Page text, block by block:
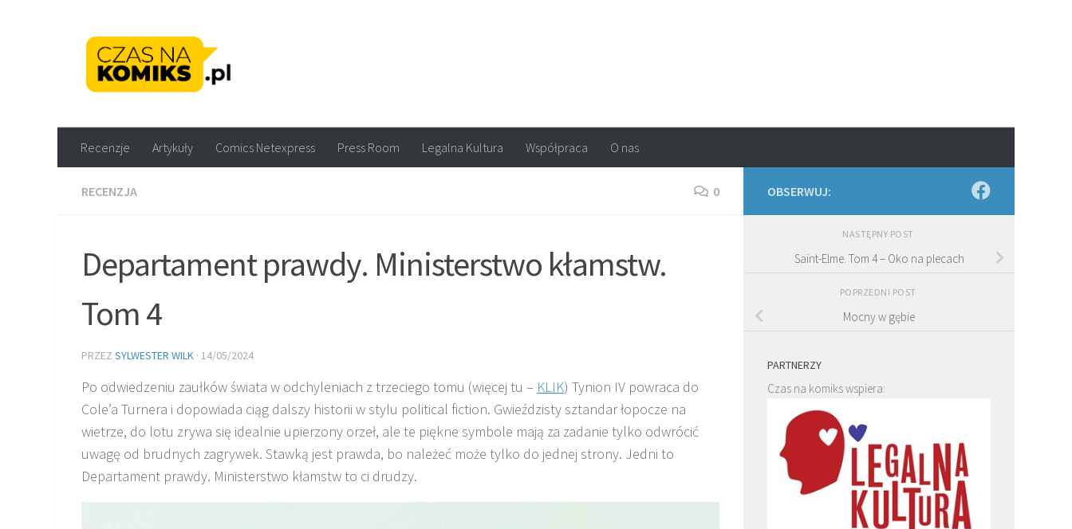
Recenzje Artykuły Comics Netexpress Press Room Legalna Kultura Współpraca O nas
RECENZJA 0
Departament prawdy. Ministerstwo kłamstw.
Tom 4
PRZEZ SYLWESTER WILK · 14/05/2024
Po odwiedzeniu zaułków świata w odchyleniach z trzeciego tomu (więcej tu – KLIK) Tynion IV powraca do
Cole’a Turnera i dopowiada ciąg dalszy historii w stylu political fiction. Gwieździsty sztandar łopocze na
wietrze, do lotu zrywa się idealnie upierzony orzeł, ale te piękne symbole mają za zadanie tylko odwrócić
uwagę od brudnych zagrywek. Stawką jest prawda, bo należeć może tylko do jednej strony. Jedni to
Departament prawdy. Ministerstwo kłamstw to ci drudzy.
OBSERWUJ:
NASTĘPNY POST
Saint-Elme. Tom 4 – Oko na plecach
POPRZEDNI POST
Mocny w gębie
PARTNERZY
Czas na komiks wspiera: